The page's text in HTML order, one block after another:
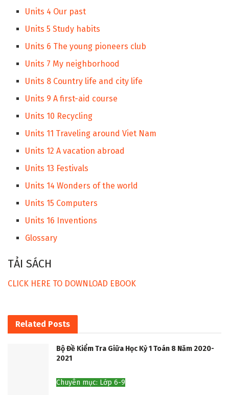
Units 4 Our past
Units 5 Study habits
Units 6 The young pioneers club
Units 7 My neighborhood
Units 8 Country life and city life
Units 9 A first-aid course
Units 10 Recycling
Units 11 Traveling around Viet Nam
Units 12 A vacation abroad
Units 13 Festivals
Units 14 Wonders of the world
Units 15 Computers
Units 16 Inventions
Glossary
TẢI SÁCH
CLICK HERE TO DOWNLOAD EBOOK
Related Posts
Bộ Đề Kiểm Tra Giữa Học Kỳ 1 Toán 8 Năm 2020-
2021
Chuyên mục: Lớp 6-9